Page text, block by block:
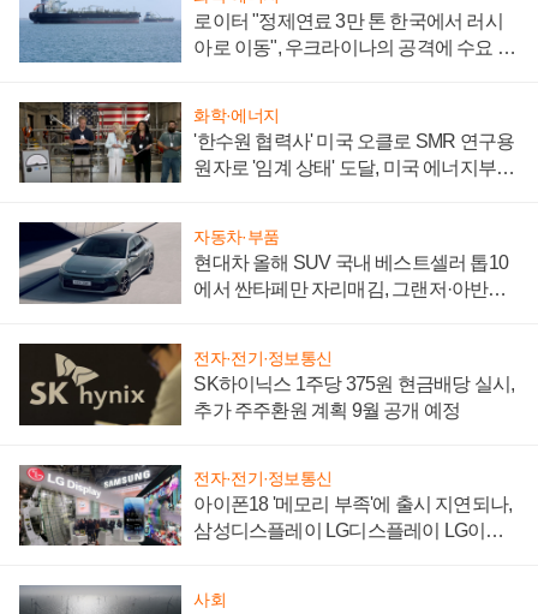
로이터 "정제연료 3만 톤 한국에서 러시
아로 이동", 우크라이나의 공격에 수요 늘
화학·에너지
'한수원 협력사' 미국 오클로 SMR 연구용
원자로 '임계 상태' 도달, 미국 에너지부
자동차·부품
현대차 올해 SUV 국내 베스트셀러 톱10
에서 싼타페만 자리매김, 그랜저·아반떼
전자·전기·정보통신
SK하이닉스 1주당 375원 현금배당 실시,
추가 주주환원 계획 9월 공개 예정
전자·전기·정보통신
아이폰18 '메모리 부족'에 출시 지연되나,
삼성디스플레이 LG디스플레이 LG이노
사회